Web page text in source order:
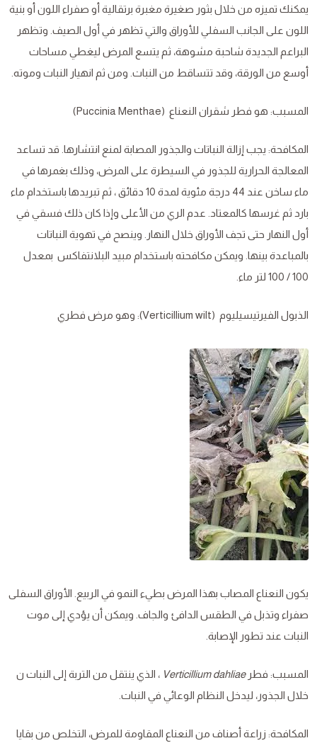
يمكنك تميزه من خلال بثور صغيرة مغبرة برتقالية أو صفراء اللون أو بنية
اللون على الجانب السفلي للأوراق والتي تظهر في أول الصيف. وتظهر
البراعم الجديدة شاحبة مشوهة، ثم يتسع المرض ليغطي مساحات
أوسع من الورقة، وقد تتساقط من النبات. ومن ثم انهيار النبات وموته.
المسبب: هو فطر شقران النعناع (Puccinia Menthae)
المكافحة: يجب إزالة النباتات والجذور المصابة لمنع انتشارها. قد تساعد
المعالجة الحرارية للجذور في السيطرة على المرض، وذلك بغمرها في
ماء ساخن عند 44 درجة مئوية لمدة 10 دقائق ، ثم تبريدها باستخدام ماء
بارد ثم غرسها كالمعتاد. عدم الري من الأعلى وإذا كان ذلك فسقي في
أول النهار حتى تجف الأوراق خلال النهار. وينصح في تهوية النباتات
بالمباعدة بينها. ويمكن مكافحته باستخدام مبيد البلانتفاكس بمعدل
100 / 100 لتر ماء.
الذبول الفيرتيسيليوم (Verticillium wilt): وهو مرض فطري
يكون النعناع المصاب بهذا المرض بطيء النمو في الربيع. الأوراق السفلى
صفراء وتذبل في الطقس الدافئ والجاف. ويمكن أن يؤدي إلى موت
النبات عند تطور الإصابة.
المسبب: فطرVerticillium dahliae ، الذي ينتقل من التربة إلى النبات ن
خلال الجذور، ليدخل النظام الوعائي في النبات.
المكافحة: زراعة أصناف من النعناع المقاومة للمرض، التخلص من بقايا